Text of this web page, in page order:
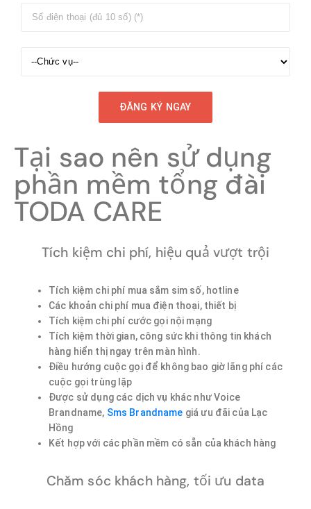
Tại sao nên sử dụng
phần mềm tổng đài
TODA CARE
Tích kiệm chi phí, hiệu quả vượt trội
Tích kiệm chi phí mua sắm sim số, hotline
Các khoản chi phí mua điện thoại, thiết bị
Tích kiệm chi phí cước gọi nội mạng
Tích kiệm thời gian, công sức khi thông tin khách
hàng hiển thị ngay trên màn hình.
Điều hướng cuộc gọi để không bao giờ lãng phí các
cuộc gọi trùng lặp
Được sử dụng các dịch vụ khác như Voice
Brandname, Sms Brandname giá ưu đãi của Lạc
Hồng
Kết hợp với các phần mềm có sẵn của khách hàng
Chăm sóc khách hàng, tối ưu data